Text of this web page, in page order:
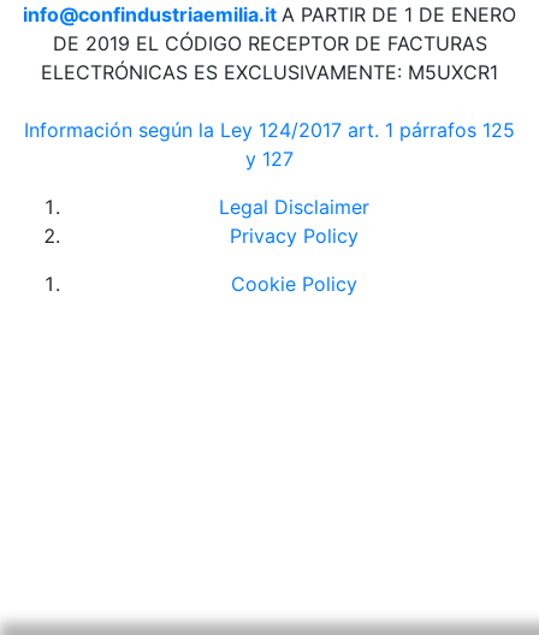
info@confindustriaemilia.it A PARTIR DE 1 DE ENERO
DE 2019 EL CÓDIGO RECEPTOR DE FACTURAS
ELECTRÓNICAS ES EXCLUSIVAMENTE: M5UXCR1
Información según la Ley 124/2017 art. 1 párrafos 125
y 127
Legal Disclaimer
Privacy Policy
Cookie Policy